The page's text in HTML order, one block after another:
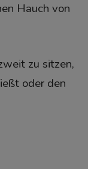
Hauch von
zu sitzen,
oder den